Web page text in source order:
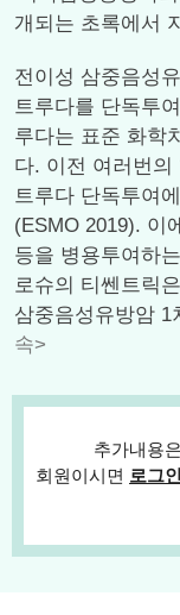
개되는 초록에서
전이성 삼중음성
트루다를 단독투
루다는 표준 화학
다. 이전 여러번의
트루다 단독투여
(ESMO 2019). 이
등을 병용투여하
로슈의 티쎈트릭
삼중음성유방암
속>
추가내용
회원이시면 로그인